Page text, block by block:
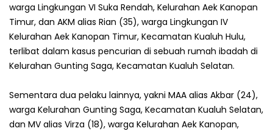
warga Lingkungan VI Suka Rendah, Kelurahan Aek Kanopan
Timur, dan AKM alias Rian (35), warga Lingkungan IV
Kelurahan Aek Kanopan Timur, Kecamatan Kualuh Hulu,
terlibat dalam kasus pencurian di sebuah rumah ibadah di
Kelurahan Gunting Saga, Kecamatan Kualuh Selatan.
Sementara dua pelaku lainnya, yakni MAA alias Akbar (24),
warga Kelurahan Gunting Saga, Kecamatan Kualuh Selatan,
dan MV alias Virza (18), warga Kelurahan Aek Kanopan,